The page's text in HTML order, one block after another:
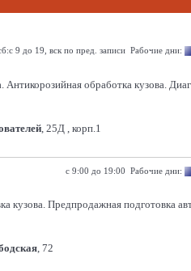
9 до 19, вск по пред. записи Рабочие дни:
обработка кузова.
, 25Д , корп.1
с 9:00 до 19:00 Рабочие дни:
кузова. Предпродажная подготовка
, 72